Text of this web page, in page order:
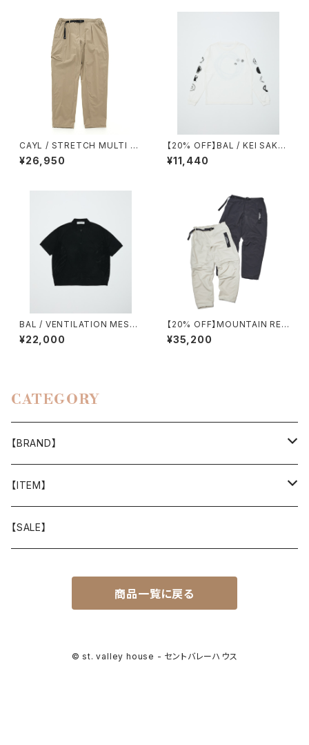
CAYL / STRETCH MULTI P
OCKET PANTS（BEIGE）
¥26,950
【20% OFF】BAL / KEI SAKA
WAKI 2
¥11,440
BAL / VENTILATION MESH
KNIT ZIP POLO SS
¥22,000
【20% OFF】MOUNTAIN RES
EARCH / ID PANTS +
¥35,200
CATEGORY
【BRAND】
山と道
T-SHIRT
迷迭香
Akihiro Wood Works
【ITEM】
WEAR
【SALE】
商品一覧に戻る
© st. valley house - セントバレーハウス